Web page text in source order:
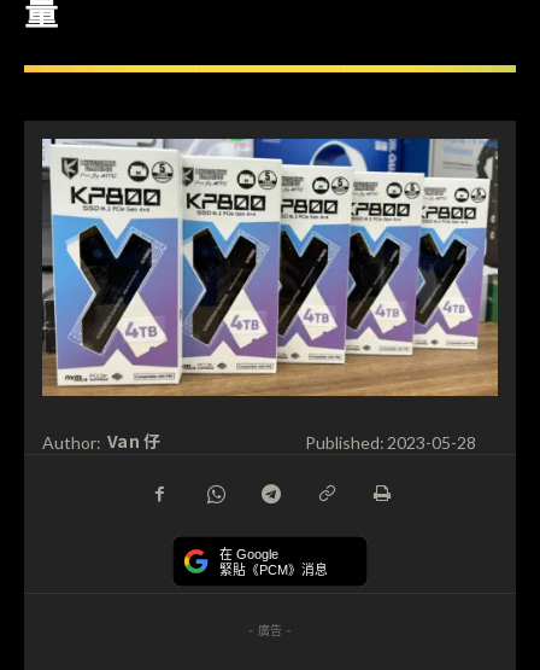
量
Author: Van 仔 Published: 2023-05-28
在 Google
緊貼《PCM》消息
- 廣告 -